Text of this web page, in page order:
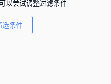
以尝试调整过滤条件
选条件